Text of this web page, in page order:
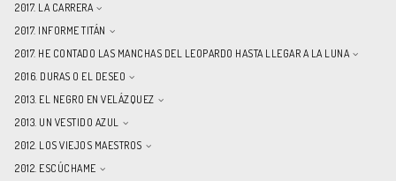
2017. LA CARRERA
2017. INFORME TITÁN
2017. HE CONTADO LAS MANCHAS DEL LEOPARDO HASTA LLEGAR A LA LUNA
2016. DURAS O EL DESEO
2013. EL NEGRO EN VELÁZQUEZ
2013. UN VESTIDO AZUL
2012. LOS VIEJOS MAESTROS
2012. ESCÚCHAME